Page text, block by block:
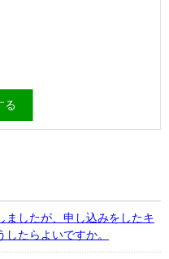
る
ましたが、申し込みをしたキ
たらよいですか。